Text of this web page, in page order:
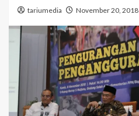
tariumedia November 20, 2018